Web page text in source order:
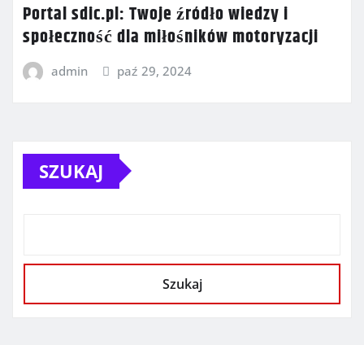
Portal sdic.pl: Twoje źródło wiedzy i
społeczność dla miłośników motoryzacji
admin paź 29, 2024
SZUKAJ
Szukaj